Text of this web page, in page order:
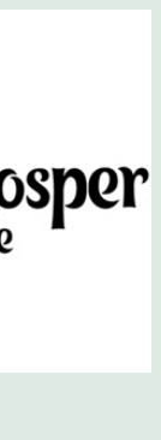
сайт)